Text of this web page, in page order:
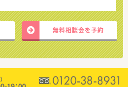
無料相談会を予約